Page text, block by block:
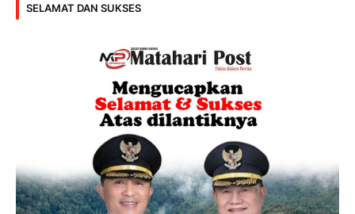
SELAMAT DAN SUKSES